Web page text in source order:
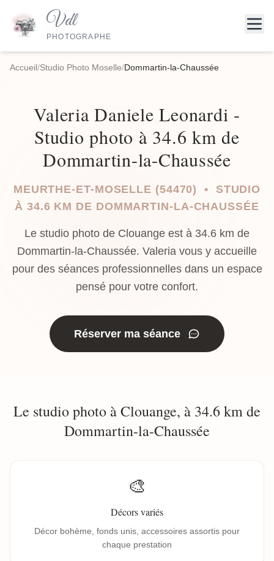
Vdl
PHOTOGRAPHE
Accueil/Studio Photo Moselle/Dommartin-la-Chaussée
Valeria Daniele Leonardi -
Studio photo à 34.6 km de
Dommartin-la-Chaussée
MEURTHE-ET-MOSELLE (54470) • STUDIO
À 34.6 KM DE DOMMARTIN-LA-CHAUSSÉE
Le studio photo de Clouange est à 34.6 km de
Dommartin-la-Chaussée. Valeria vous y accueille
pour des séances professionnelles dans un espace
pensé pour votre confort.
Réserver ma séance
Le studio photo à Clouange, à 34.6 km de
Dommartin-la-Chaussée
🎨
Décors variés
Décor bohème, fonds unis, accessoires assortis pour
chaque prestation